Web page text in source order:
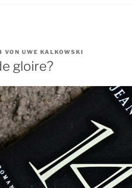
VON UWE KALKOWSKI
gloire?